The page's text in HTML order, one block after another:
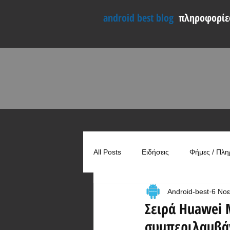
android best blog
All Posts Ειδήσεις Φήμες /
Συγκρίσεις Χρήσιμα
Σειρά Huawei
Android-best 6